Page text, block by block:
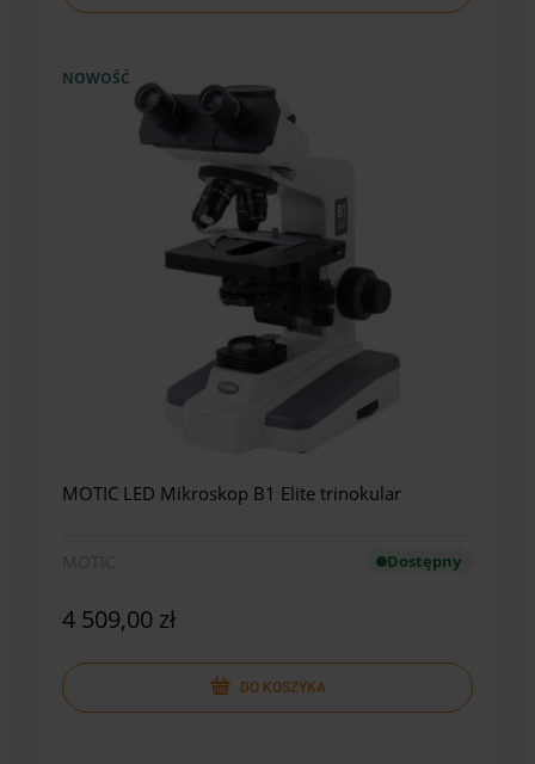
MOTIC LED Mikroskop B1 Elite trinokular
Dostępny
4 509,00 zł
DO KOSZYKA
NOWOŚĆ